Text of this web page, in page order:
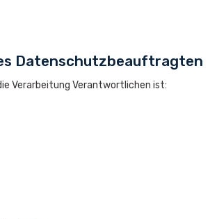
Datenschutzbeauftragten
Verarbeitung Verantwortlichen ist: